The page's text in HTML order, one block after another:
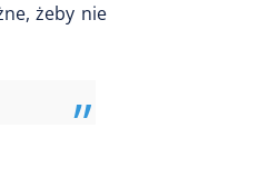
żeby nie